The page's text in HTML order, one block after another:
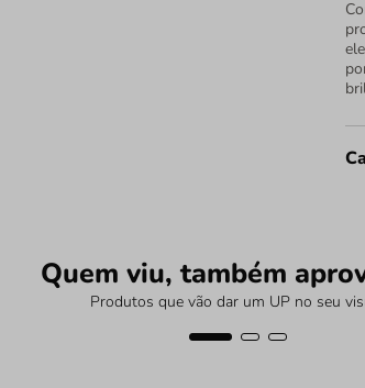
Quem viu, também
Produtos que vão dar um UP no seu